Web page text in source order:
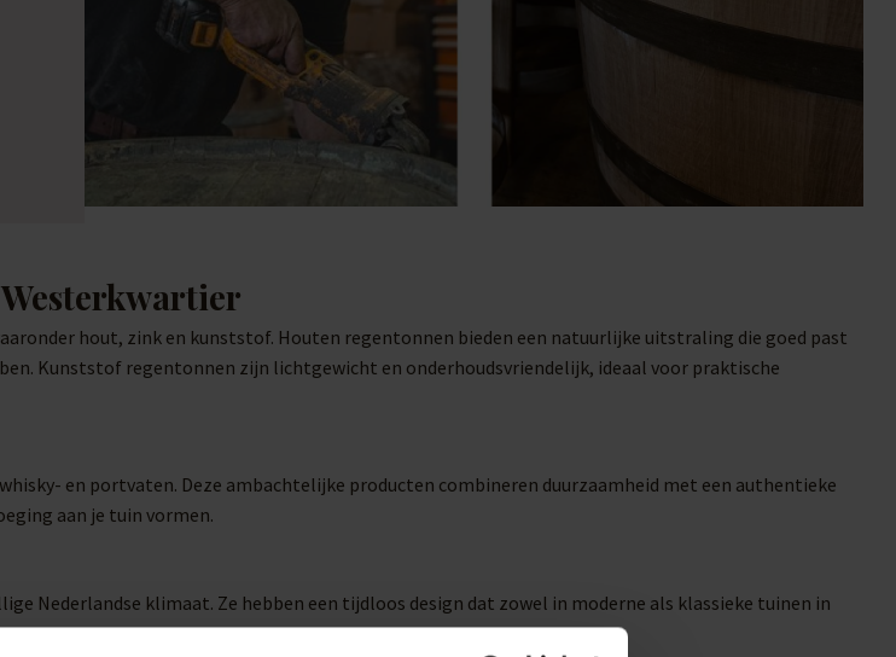
hout, zink en kunststof. Houten regentonnen bieden een natuurlijke uitstraling die goed past
Kunststof regentonnen zijn lichtgewicht en onderhoudsvriendelijk, ideaal voor praktische
en portvaten. Deze ambachtelijke producten combineren duurzaamheid met een authentieke
aan je tuin vormen.
Nederlandse klimaat. Ze hebben een tijdloos design dat zowel in moderne als klassieke tuinen in